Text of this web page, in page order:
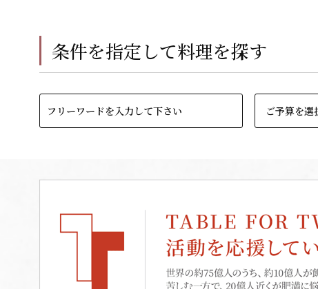
条件を指定して料理を探す